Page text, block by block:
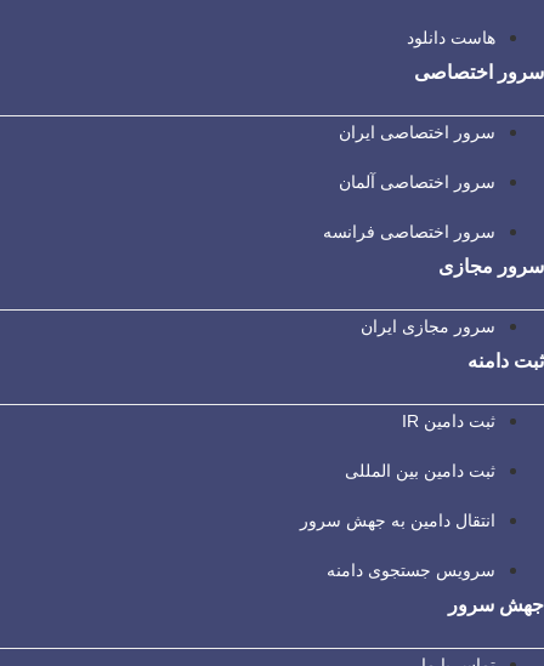
هاست دانلود
سرور اختصاصی
سرور اختصاصی ایران
سرور اختصاصی آلمان
سرور اختصاصی فرانسه
سرور مجازی
سرور مجازی ایران
ثبت دامنه
ثبت دامین IR
ثبت دامین بین المللی
انتقال دامین به جهش سرور
سرویس جستجوی دامنه
جهش سرور